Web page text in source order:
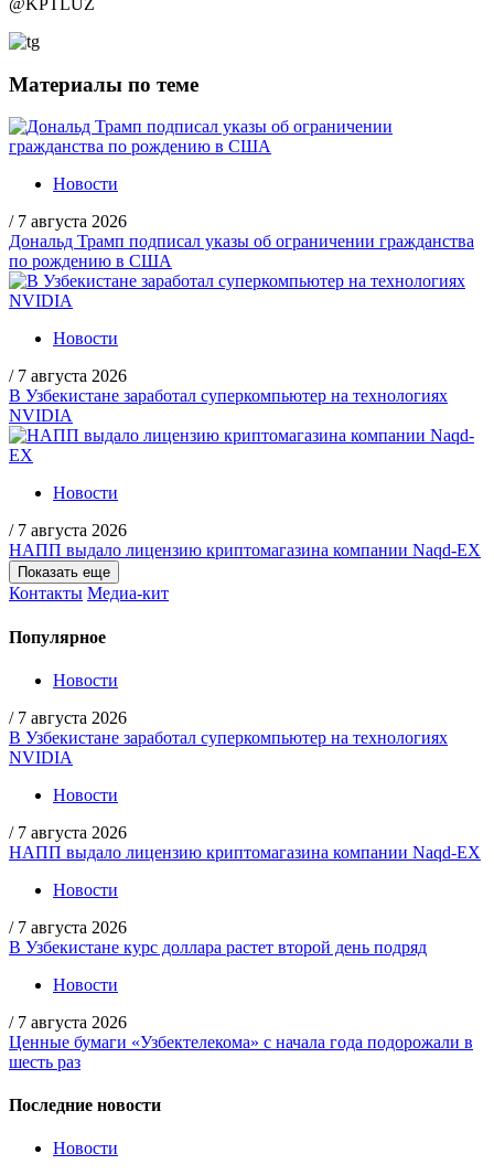
Материалы по теме
Новости
/ 7 августа 2026
Дональд Трамп подписал указы об ограничении гражданства
по рождению в США
Новости
/ 7 августа 2026
В Узбекистане заработал суперкомпьютер на технологиях
NVIDIA
Новости
/ 7 августа 2026
НАПП выдало лицензию криптомагазина компании Naqd-EX
Показать еще
Контакты Медиа-кит
Популярное
Новости
/ 7 августа 2026
В Узбекистане заработал суперкомпьютер на технологиях
NVIDIA
Новости
/ 7 августа 2026
НАПП выдало лицензию криптомагазина компании Naqd-EX
Новости
/ 7 августа 2026
В Узбекистане курс доллара растет второй день подряд
Новости
/ 7 августа 2026
Ценные бумаги «Узбектелекома» с начала года подорожали в
шесть раз
Последние новости
Новости